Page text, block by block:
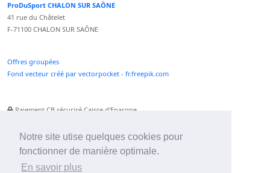
Notre site utise quelques cookies pour
fonctionner de manière optimale.
En savoir plus
ProDuSport CHALON SUR SAÔNE
41 rue du Châtelet
F-71100 CHALON SUR SAÔNE
Offres groupées
Fond vecteur créé par vectorpocket - fr.freepik.com
Paiement CB sécurisé Caisse d'Epargne
Paiement Paypal accepté